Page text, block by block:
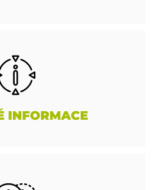
INFORMACE